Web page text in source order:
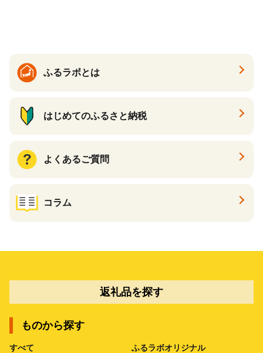
ふるラボとは
はじめてのふるさと納税
よくあるご質問
コラム
返礼品を探す
ものから探す
すべて ふるラボオリジナル